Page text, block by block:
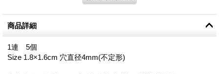
商品詳細
1連 5個
Size 1.8×1.6cm 穴直径4mm(不定形)